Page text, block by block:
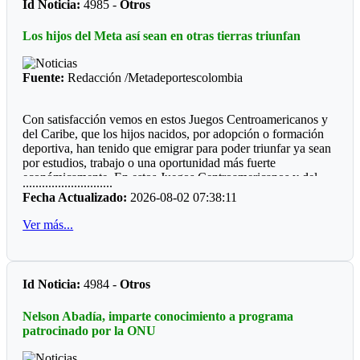
Juvenil femenino: Juan Rozo (Acacias)
Juvenil masculino: Pablo E. Riveros (Acacias)
Prejuvenil masculino: Colegio Cofrem (Acacias)
Juvenil masculino: Colegio Cofrem (Acacias)
Juvenil femenino: Manuela Beltrán (San Martín)
Prejuvenil femenino: José María Córdoba (Guamal)
Prejuvenil masculino: Sto Domingo Savio (Acacias)
Juvenil femenino: Campestre Domisiano (Guamal)
Juvenil masculino: Sto Domingo Savio (Acacias)
Id Noticia: 4985 -Otros
Los hijos del Meta así sean en otras tierras triunfan
Fuente: Redacción /Metadeportescolombia
Con satisfacción vemos en estos Juegos Centroamericanos y
del Caribe, que los hijos nacidos, por adopción o formación
deportiva, han tenido que emigrar para poder triunfar ya sean
por estudios, trabajo o una oportunidad más fuerte
económicamente. En estos Juegos Centroamericanos y del
Caribe de Santo Domingo, lo estamos viendo:
*Ajedrez*
defiendo los colores de la Liga de Ajedrez del Meta, fue
también recibió los consejos de Javier Marroquín ,hoy está en
del Valle del Cauca. Ganó oro y plata en la capital
dominicana.
............................
Fecha Actualizado: 2026-08-02 07:38:11
Ver más...
Id Noticia: 4984 -Otros
Nelson Abadía, imparte conocimiento a programa
patrocinado por la ONU